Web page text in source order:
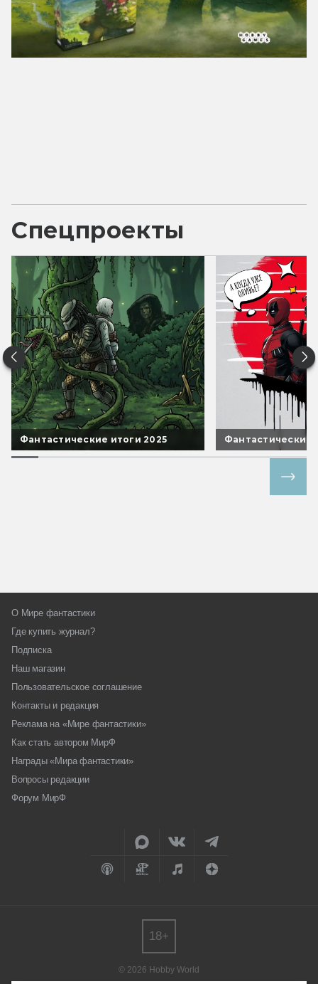
Спецпроекты
Фантастические итоги 2025 Фантастические
О Мире фантастики
Где купить журнал?
Подписка
Наш магазин
Пользовательское соглашение
Контакты и редакция
Реклама на «Мире фантастики»
Как стать автором МирФ
Награды «Мира фантастики»
Вопросы редакции
Форум МирФ
© 2026 Hobby World
18+